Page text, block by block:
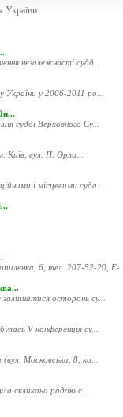
України
незалежності судд...
України у 2006-2011 ро...
судді Верховного Су...
Київ, вул. П. Орли...
і місцевими суда...
6, тел. 207-52-20, E-...
осторонь су...
V конференція су...
Московська, 8, ко...
скликана радою с...